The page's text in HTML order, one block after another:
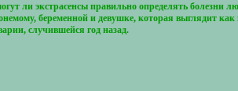
ли экстрасенсы правильно определять болезни
беременной и девушке, которая выглядит как
случившейся год назад.